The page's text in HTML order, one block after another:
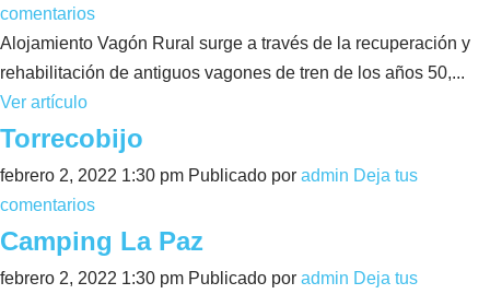
comentarios
Alojamiento Vagón Rural surge a través de la recuperación y
rehabilitación de antiguos vagones de tren de los años 50,...
Ver artículo
Torrecobijo
febrero 2, 2022 1:30 pm Publicado por admin Deja tus
comentarios
Camping La Paz
febrero 2, 2022 1:30 pm Publicado por admin Deja tus